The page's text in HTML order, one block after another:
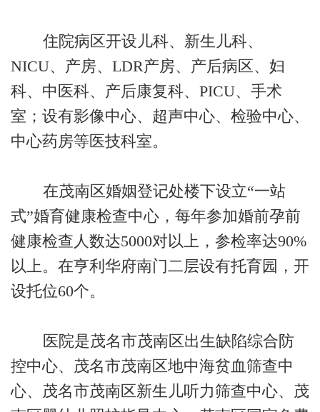
住院病区开设儿科、新生儿科、
NICU、产房、LDR产房、产后病区、妇
科、中医科、产后康复科、PICU、手术
室；设有影像中心、超声中心、检验中心、
中心药房等医技科室。
在茂南区婚姻登记处楼下设立“一站
式”婚育健康检查中心，每年参加婚前孕前
健康检查人数达5000对以上，参检率达90%
以上。在亨利华府南门二层设有托育园，开
设托位60个。
医院是茂名市茂南区出生缺陷综合防
控中心、茂名市茂南区地中海贫血筛查中
心、茂名市茂南区新生儿听力筛查中心、茂